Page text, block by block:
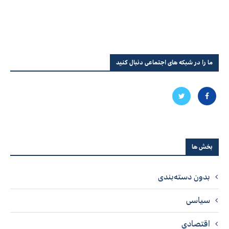
ما را در شبکه های اجتماعی دنبال کنید
بخش ها
بدون دسته‌بندی
سیاسی
اقتصادی